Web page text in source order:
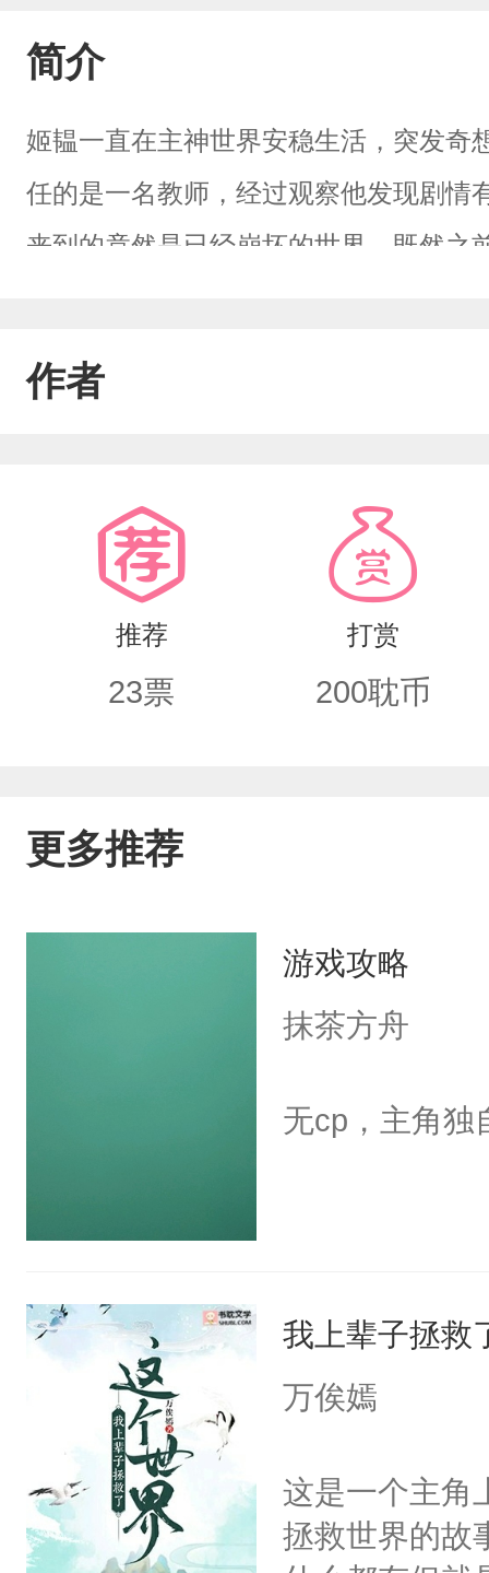
简介
姬韫一直在主神世界安稳生活，突发奇
任的是一名教师，经过观察他发现剧情
来到的竟然是已经崩坏的世界，既然之
手说，“哥哥，你为什么不喜欢我，是
怪，这是因为什么呢，姬韫不理解，
cp，我喜欢老婆独美。
作者
推荐
23票
打赏
200耽币
更多推荐
游戏攻略
抹茶方舟
无cp，主角独
我上辈子拯救
万俟嫣
这是一个主角
拯救世界的